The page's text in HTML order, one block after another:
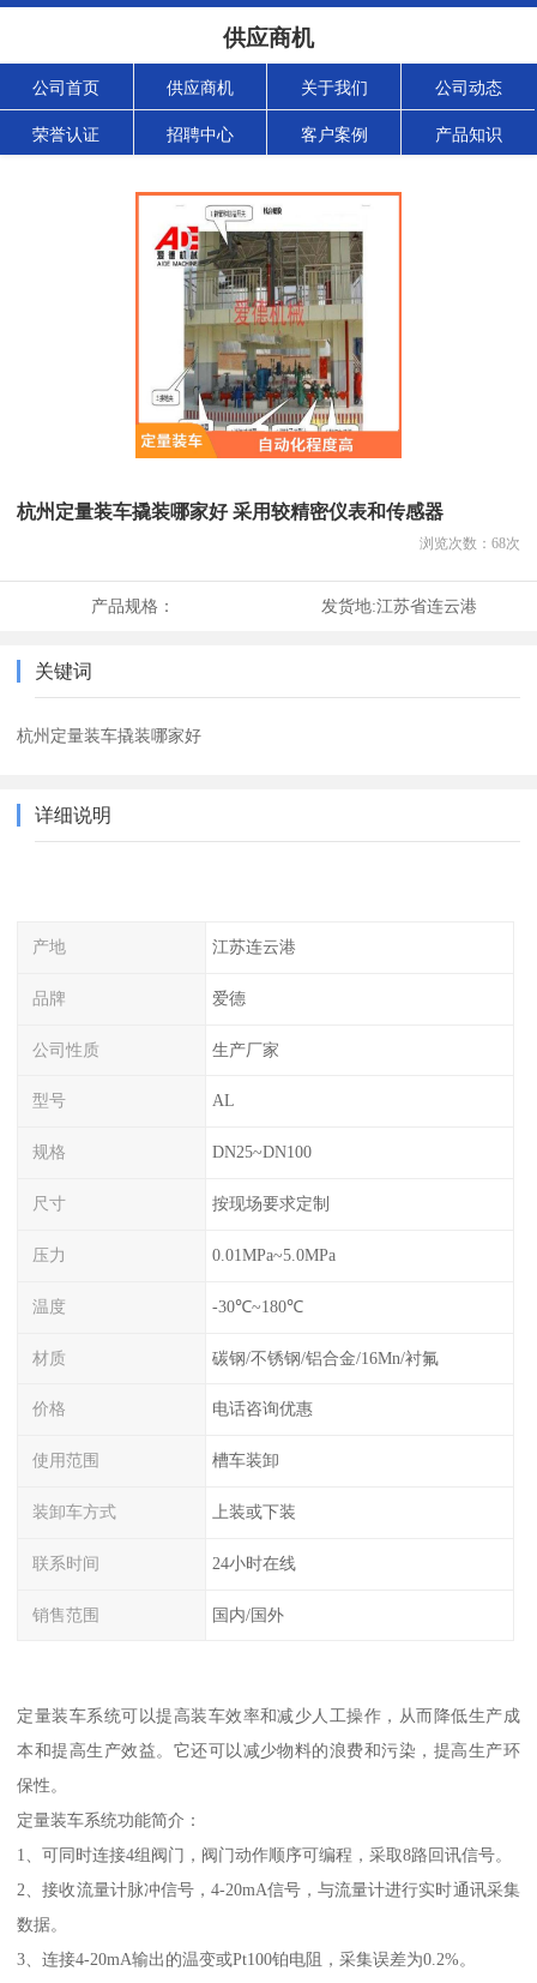
供应商机
公司首页 供应商机 关于我们 公司动态
荣誉认证 招聘中心 客户案例 产品知识
杭州定量装车撬装哪家好 采用较精密仪表和传感器
浏览次数： 68次
产品规格： 发货地:江苏省连云港
关键词
杭州定量装车撬装哪家好
详细说明
产地 江苏连云港
品牌 爱德
公司性质 生产厂家
型号 AL
规格 DN25~DN100
尺寸 按现场要求定制
压力 0.01MPa~5.0MPa
温度 -30℃~180℃
材质 碳钢/不锈钢/铝合金/16Mn/衬氟
价格 电话咨询优惠
使用范围 槽车装卸
装卸车方式 上装或下装
联系时间 24小时在线
销售范围 国内/国外
定量装车系统可以提高装车效率和减少人工操作，从而降低生产成
本和提高生产效益。它还可以减少物料的浪费和污染，提高生产环
保性。
定量装车系统功能简介：
1、可同时连接4组阀门，阀门动作顺序可编程，采取8路回讯信号。
2、接收流量计脉冲信号，4-20mA信号，与流量计进行实时通讯采集
数据。
3、连接4-20mA输出的温变或Pt100铂电阻，采集误差为0.2%。